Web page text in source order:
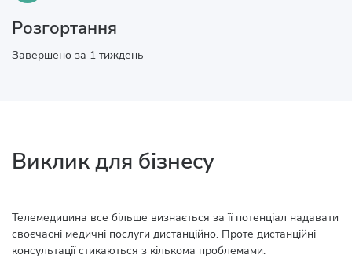
Розгортання
Завершено за 1 тиждень
Виклик для бізнесу
Телемедицина все більше визнається за її потенціал надавати
своєчасні медичні послуги дистанційно. Проте дистанційні
консультації стикаються з кількома проблемами: